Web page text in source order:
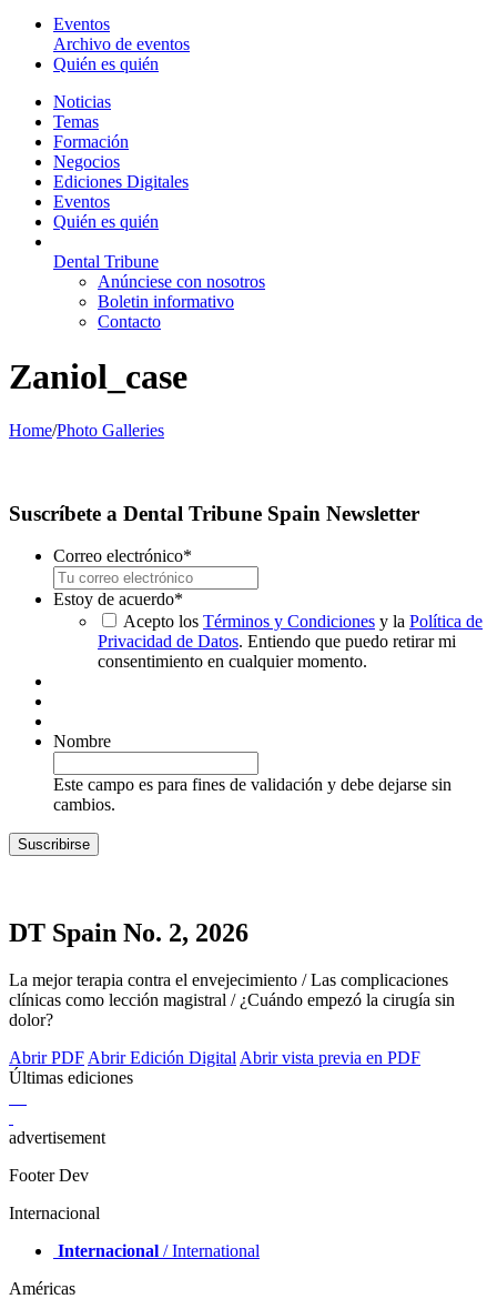
Eventos
Archivo de eventos
Quién es quién
Noticias
Temas
Formación
Negocios
Ediciones Digitales
Eventos
Quién es quién
Dental Tribune
Anúnciese con nosotros
Boletin informativo
Contacto
Zaniol_case
Home/Photo Galleries
Suscríbete a Dental Tribune Spain Newsletter
Correo electrónico*
Estoy de acuerdo*
Acepto los Términos y Condiciones y la Política de
Privacidad de Datos. Entiendo que puedo retirar mi
consentimiento en cualquier momento.
Nombre
Este campo es para fines de validación y debe dejarse sin
cambios.
DT Spain No. 2, 2026
La mejor terapia contra el envejecimiento / Las complicaciones
clínicas como lección magistral / ¿Cuándo empezó la cirugía sin
dolor?
Abrir PDF Abrir Edición Digital Abrir vista previa en PDF
Últimas ediciones
advertisement
Footer Dev
Internacional
Internacional / International
Américas